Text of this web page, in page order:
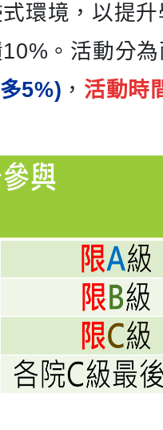
環境，以提
。 活動分
5%) ， 活動時